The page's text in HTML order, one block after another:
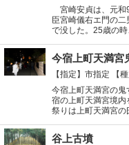
宮崎安貞は、元和
臣宮崎儀右エ門の
で没した。25歳の
今宿上町天満宮
【指定】市指定
【
今宿上町天満宮の
宿の上町天満宮境内
祭りは上町天満宮の
谷上古墳